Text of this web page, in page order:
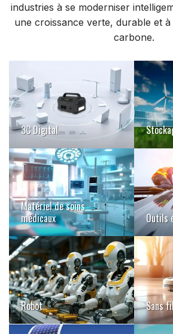
industries à se moderniser
une croissance verte, durable et à
carbone.
3C Digital
Matériel de soins
médicaux
Outils
Robot Sans